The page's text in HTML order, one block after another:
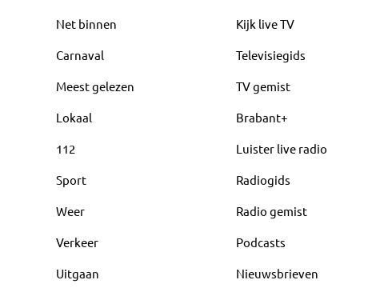
Net binnen
Carnaval
Meest gelezen
Lokaal
112
Sport
Weer
Verkeer
Uitgaan
Kijk live TV
Televisiegids
TV gemist
Brabant+
Luister live radio
Radiogids
Radio gemist
Podcasts
Nieuwsbrieven